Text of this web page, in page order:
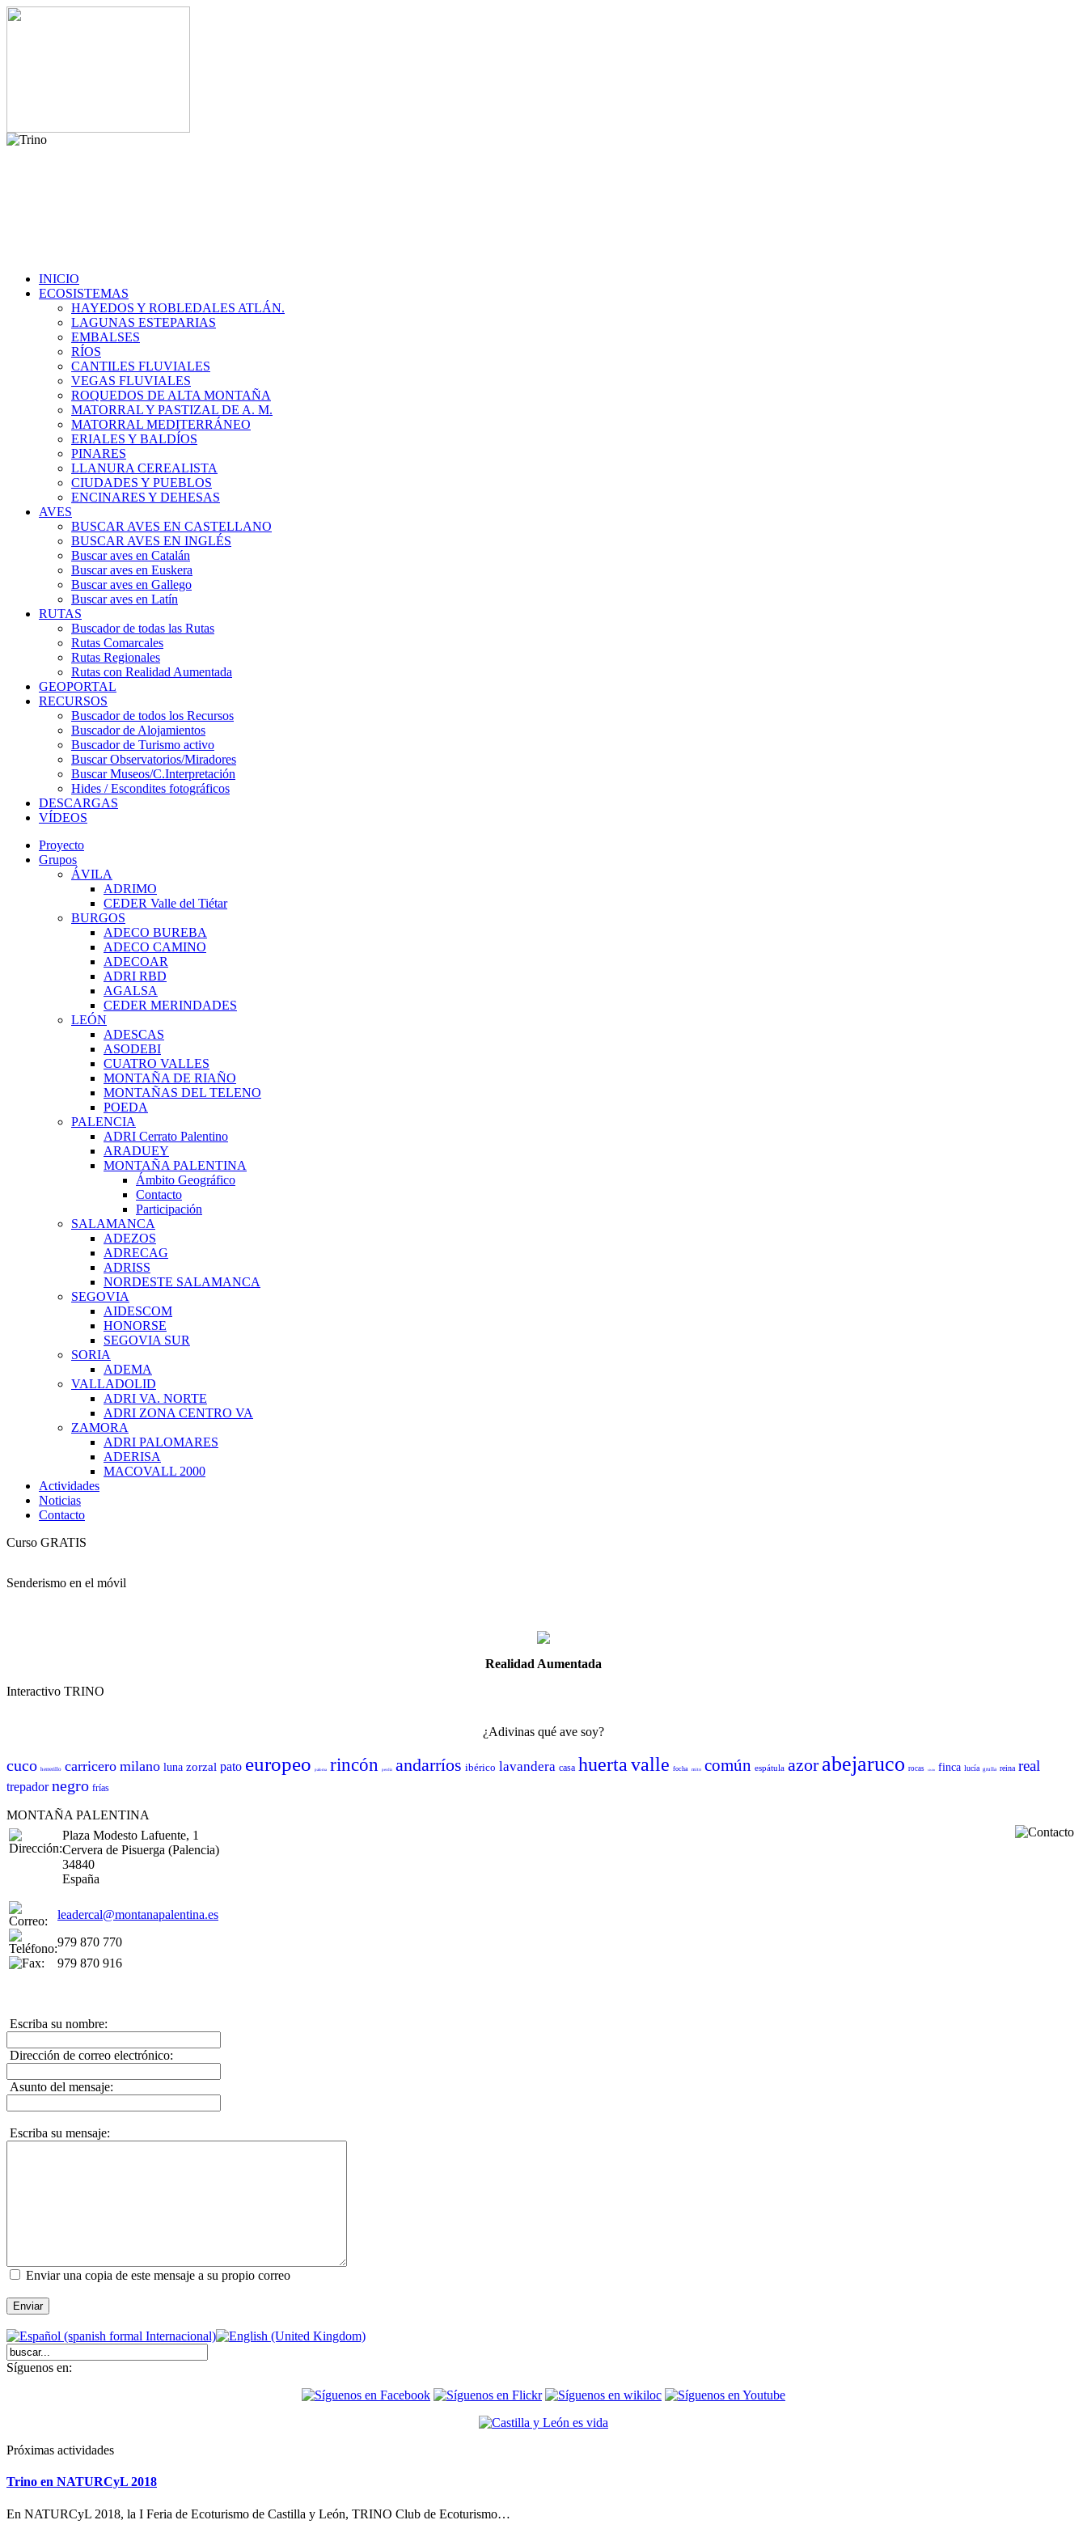
INICIO
ECOSISTEMAS
HAYEDOS Y ROBLEDALES ATLÁN.
LAGUNAS ESTEPARIAS
EMBALSES
RÍOS
CANTILES FLUVIALES
VEGAS FLUVIALES
ROQUEDOS DE ALTA MONTAÑA
MATORRAL Y PASTIZAL DE A. M.
MATORRAL MEDITERRÁNEO
ERIALES Y BALDÍOS
PINARES
LLANURA CEREALISTA
CIUDADES Y PUEBLOS
ENCINARES Y DEHESAS
AVES
BUSCAR AVES EN CASTELLANO
BUSCAR AVES EN INGLÉS
Buscar aves en Catalán
Buscar aves en Euskera
Buscar aves en Gallego
Buscar aves en Latín
RUTAS
Buscador de todas las Rutas
Rutas Comarcales
Rutas Regionales
Rutas con Realidad Aumentada
GEOPORTAL
RECURSOS
Buscador de todos los Recursos
Buscador de Alojamientos
Buscador de Turismo activo
Buscar Observatorios/Miradores
Buscar Museos/C.Interpretación
Hides / Escondites fotográficos
DESCARGAS
VÍDEOS
Proyecto
Grupos
ÁVILA
ADRIMO
CEDER Valle del Tiétar
BURGOS
ADECO BUREBA
ADECO CAMINO
ADECOAR
ADRI RBD
AGALSA
CEDER MERINDADES
LEÓN
ADESCAS
ASODEBI
CUATRO VALLES
MONTAÑA DE RIAÑO
MONTAÑAS DEL TELENO
POEDA
PALENCIA
ADRI Cerrato Palentino
ARADUEY
MONTAÑA PALENTINA
Ámbito Geográfico
Contacto
Participación
SALAMANCA
ADEZOS
ADRECAG
ADRISS
NORDESTE SALAMANCA
SEGOVIA
AIDESCOM
HONORSE
SEGOVIA SUR
SORIA
ADEMA
VALLADOLID
ADRI VA. NORTE
ADRI ZONA CENTRO VA
ZAMORA
ADRI PALOMARES
ADERISA
MACOVALL 2000
Actividades
Noticias
Contacto
Curso GRATIS
Senderismo en el móvil
Realidad Aumentada
Interactivo TRINO
¿Adivinas qué ave soy?
cuco herrerillo carricero milano luna zorzal pato europeo paloma rincón perdiz andarríos ibérico lavandera casa huerta valle focha mito común espátula azor abejaruco rocas sisón finca lucía grulla reina real
trepador negro frías
MONTAÑA PALENTINA
Plaza Modesto Lafuente, 1
Cervera de Pisuerga (Palencia)
34840
España
leadercal@montanapalentina.es
979 870 770
979 870 916
Escriba su nombre:
Dirección de correo electrónico:
Asunto del mensaje:
Escriba su mensaje:
Enviar una copia de este mensaje a su propio correo
Enviar
Síguenos en:
Próximas actividades
Trino en NATURCyL 2018
En NATURCyL 2018, la I Feria de Ecoturismo de Castilla y León, TRINO Club de Ecoturismo…